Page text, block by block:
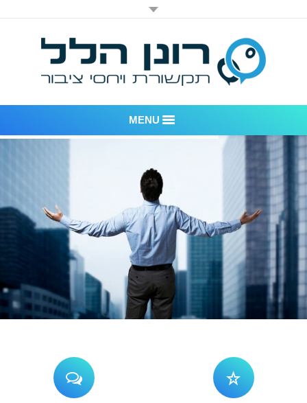
MENU
דוגמאות לעבודות שביצענו
לקוחות – משרד יחסי ציבור רונן הלל
חדר חדשות
המלצות
צור קשר